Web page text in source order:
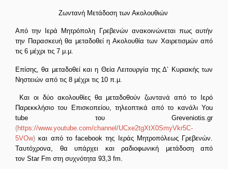
Ζωντανή Μετάδοση των Ακολουθιών
Από την Ιερά Μητρόπολη Γρεβενών ανακοινώνεται πως αυτήν
την Παρασκευή θα μεταδοθεί η Ακολουθία των Χαιρετισμών από
τις 6 μέχρι τις 7 μ.μ.
Επίσης, θα μεταδοθεί και η Θεία Λειτουργία της Δ’ Κυριακής των
Νηστειών από τις 8 μέχρι τις 10 π.μ.
Και οι δύο ακολουθίες θα μεταδοθούν ζωντανά από το Ιερό
Παρεκκλήσιο του Επισκοπείου, τηλεοπτικά από το κανάλι You
tube του Greveniotis.gr
(https://www.youtube.com/channel/UCxe2tgXtX0SmyVkr5C-
5VOw)και από το facebook της Ιεράς Μητροπόλεως Γρεβενών.
Ταυτόχρονα, θα υπάρχει και ραδιοφωνική μετάδοση από
τον Star Fm στη συχνότητα 93,3 fm.